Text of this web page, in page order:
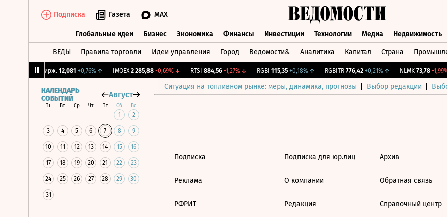
Подписка Газета MAX
Глобальные идеи Бизнес Экономика Финансы Инвестиции Технологии Медиа Недвижимость
ВЕДЫ Правила торговли Идеи управления Город Ведомости& Аналитика Капитал Страна
CNY Бирж. 12,081 +0,76%↑ IMOEX 2 285,88 -0,69%↓ RTSI 884,56 -1,27%↓ RGBI 115,35 +0,18%↑ RGBITR 776,42 +0,21%↑ NLMK 73,78 -1,99%
Ситуация на топливном рынке: меры, динамика, прогнозы Выбор редакции
КАЛЕНДАРЬ
СОБЫТИЙ
Август
Пн Вт Ср Чт Пт Сб Вс
1 2
3 4 5 6 7 8 9
10 11 12 13 14 15 16
17 18 19 20 21 22 23
24 25 26 27 28 29 30
31
Подписка
Реклама
РФРИТ
Подписка для юр.лиц
О компании
Редакция
Архив
Обратная связь
Справочный центр